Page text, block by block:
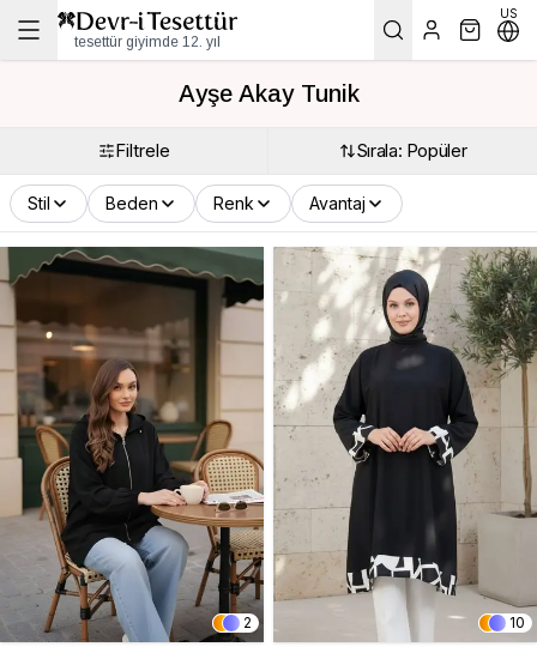
tesettür giyimde 12. yıl
US
Ayşe Akay Tunik
Filtrele Sırala: Popüler
Stil Beden Renk Avantaj
2 10